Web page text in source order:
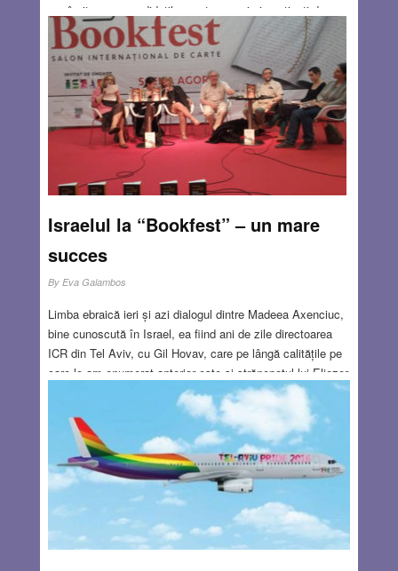
covârşitoare a candidaţilor sunt propuşi şi susţinuţi de
formaţiuni politice care ar putea să impună criterii de
integritate. Din păcate partidele perseverează în a rula
aceleaşi persoane controversate şi se pare că procedura e
aducătoare de profit electoral. Care poate fi explicaţia ?
Read more…
JUN 9, 2016 5 COMMENTS
Israelul la “Bookfest” – un mare
succes
By Eva Galambos
Limba ebraică ieri și azi dialogul dintre Madeea Axenciuc,
bine cunoscută în Israel, ea fiind ani de zile directoarea
ICR din Tel Aviv, cu Gil Hovav, care pe lângă calitățile pe
care le-am enumerat anterior este și strănepotul lui Eliezer
ben Yehuda, creatorul limbii ebraice moderne, evenimente
dedicate Cabalei, (prin lucrări ale lui Moshe Idel) filme
pentru copii, concurs de desene. Dar, bineînțeles, cele mai
semnificative momente au fost întâlnirile cu scriitorii…
Read more…
JUN 9, 2016 2 COMMENTS